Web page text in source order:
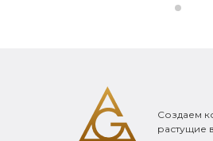
Создаем
растущие